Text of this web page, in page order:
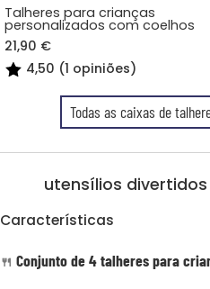
Talheres para crianças
personalizados com coelhos
21,90 €
4,50 (1 opiniões)
Todas as caixas de
utensílios
Características
🍴 Conjunto de 4 talheres para